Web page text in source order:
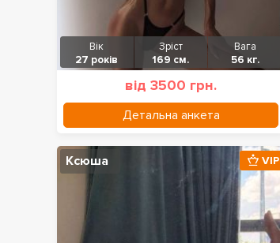
Вік
27 років
Зріст
169 см.
Вага
56 кг.
від 3500 грн.
Детальна анкета
Ксюша VIP